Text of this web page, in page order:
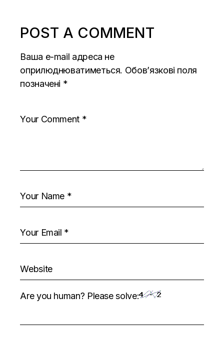
POST A COMMENT
Ваша e-mail адреса не
оприлюднюватиметься. Обов’язкові поля
позначені *
Are you human? Please solve: